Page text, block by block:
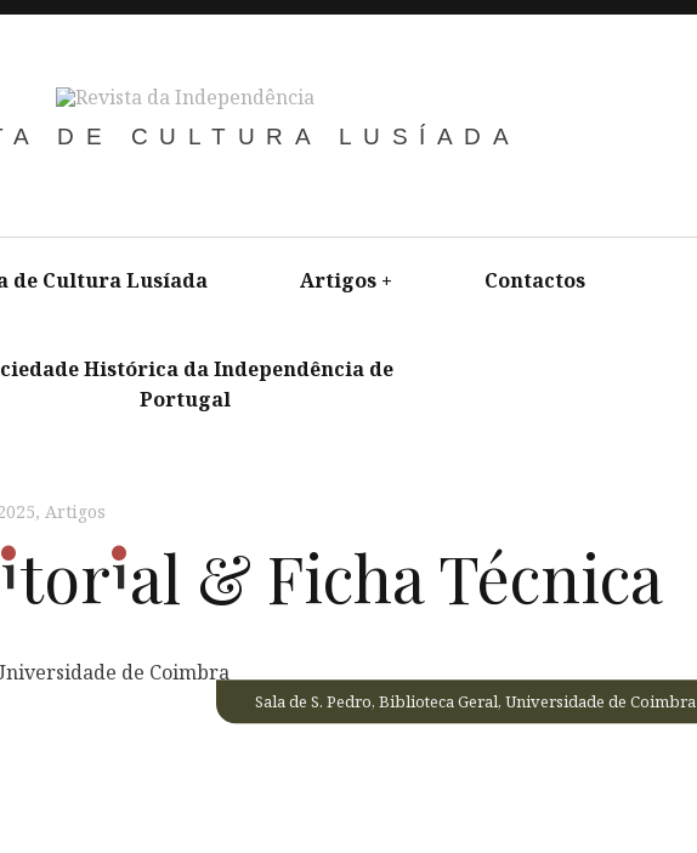
DE CULTURA LUSÍADA
de Cultura Lusíada Artigos + Contactos
Histórica da Independência de
Portugal
,Artigos
itorial & Ficha Técnica
Sala de S. Pedro, Biblioteca Geral, Universidade de Coimbra